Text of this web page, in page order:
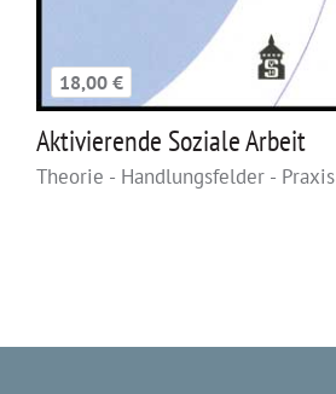
18,00 €
Aktivierende Soziale Arbeit
Theorie - Handlungsfelder - Praxis